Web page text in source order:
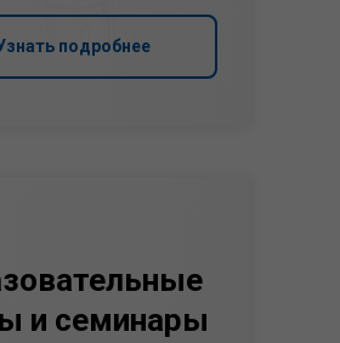
подробнее
и семинары